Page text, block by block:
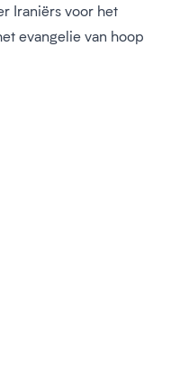
Iraniërs voor het
evangelie van hoop